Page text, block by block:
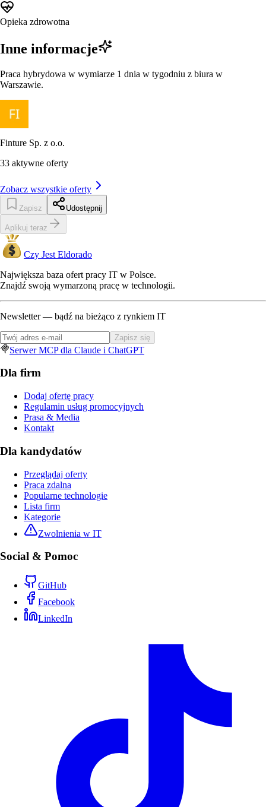
Opieka zdrowotna
Inne informacje
Praca hybrydowa w wymiarze 1 dnia w tygodniu z biura w
Warszawie.
Finture Sp. z o.o.
33 aktywne oferty
Zobacz wszystkie oferty
Zapisz Udostępnij
Aplikuj teraz
Czy Jest Eldorado
Największa baza ofert pracy IT w Polsce.
Znajdź swoją wymarzoną pracę w technologii.
Newsletter — bądź na bieżąco z rynkiem IT
Zapisz się
Serwer MCP dla Claude i ChatGPT
Dla firm
Dodaj ofertę pracy
Regulamin usług promocyjnych
Prasa & Media
Kontakt
Dla kandydatów
Przeglądaj oferty
Praca zdalna
Popularne technologie
Lista firm
Kategorie
Zwolnienia w IT
Social & Pomoc
GitHub
Facebook
LinkedIn